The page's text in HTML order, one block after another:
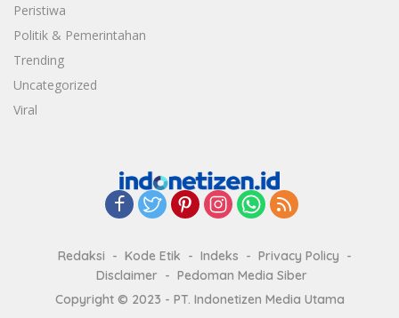
Peristiwa
Politik & Pemerintahan
Trending
Uncategorized
Viral
Redaksi Kode Etik Indeks
Privacy Policy
Disclaimer
Pedoman Media Siber
Copyright © 2023 - PT. Indonetizen Media Utama